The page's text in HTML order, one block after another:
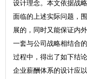
设计理念。本文依据战
面临的上述实际问题，
展的，同时又能保证内
一套与公司战略相结合
过程中，得出了如下结论
企业薪酬体系的设计应